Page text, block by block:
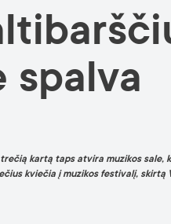
Muziejai ir galerijos
Pramogos
Panoramos
Parkai
Verslo aplinka
Statistika
Įsikurti Vilniuje
Relokacijos gidas
Nemokama konsultacija
Vietų paieška
Paslaugų paieška
Įvaizdinė medžiaga
spalva
kartą taps atvira muzikos
kviečia į muzikos festivalį,